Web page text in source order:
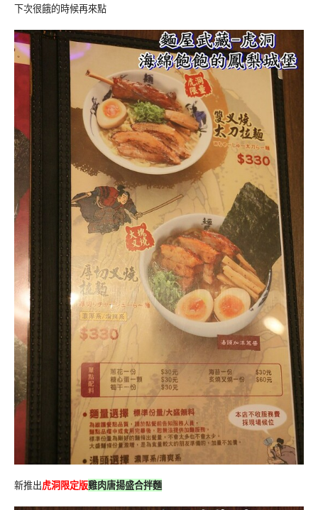
下次很餓的時候再來點
新推出虎洞限定版雞肉唐揚盛合拌麵